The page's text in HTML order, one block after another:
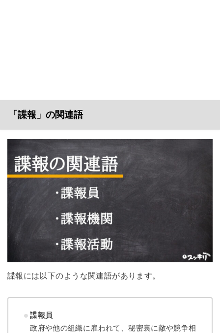
「諜報」の関連語
諜報には以下のような関連語があります。
諜報員
政府や他の組織に雇われて、秘密裏に敵や競争相